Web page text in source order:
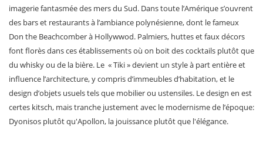
imagerie fantasmée des mers du Sud. Dans toute l’Amérique s’ouvrent
des bars et restaurants à l’ambiance polynésienne, dont le fameux
Don the Beachcomber à Hollywwod. Palmiers, huttes et faux décors
font florès dans ces établissements où on boit des cocktails plutôt que
du whisky ou de la bière. Le « Tiki » devient un style à part entière et
influence l’architecture, y compris d’immeubles d’habitation, et le
design d’objets usuels tels que mobilier ou ustensiles. Le design en est
certes kitsch, mais tranche justement avec le modernisme de l’époque:
Dyonisos plutôt qu'Apollon, la jouissance plutôt que l'élégance.